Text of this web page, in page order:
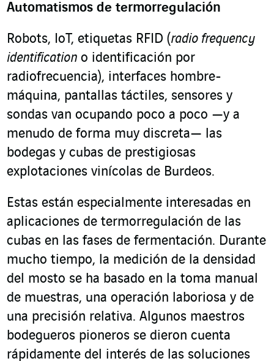
Automatismos de termorregulación
Robots, IoT, etiquetas RFID (radio frequency
identification o identificación por
radiofrecuencia), interfaces hombre-
máquina, pantallas táctiles, sensores y
sondas van ocupando poco a poco —y a
menudo de forma muy discreta— las
bodegas y cubas de prestigiosas
explotaciones vinícolas de Burdeos.
Estas están especialmente interesadas en
aplicaciones de termorregulación de las
cubas en las fases de fermentación. Durante
mucho tiempo, la medición de la densidad
del mosto se ha basado en la toma manual
de muestras, una operación laboriosa y de
una precisión relativa. Algunos maestros
bodegueros pioneros se dieron cuenta
rápidamente del interés de las soluciones